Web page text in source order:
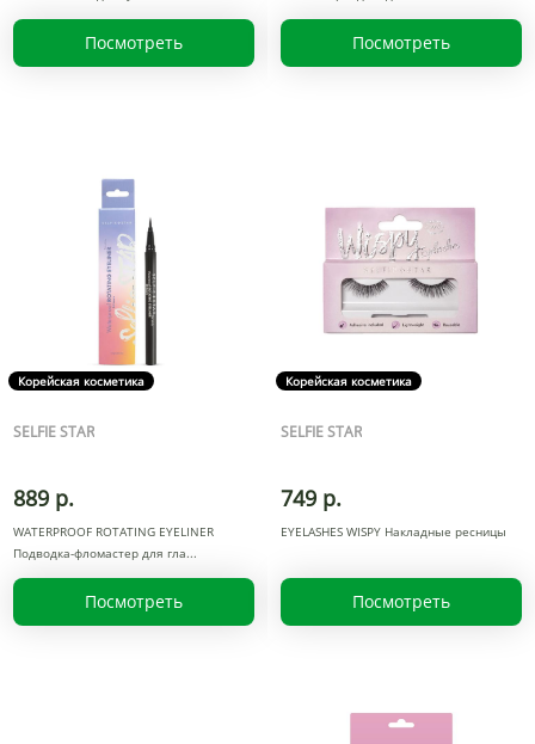
Посмотреть Посмотреть
Корейская косметика
SELFIE STAR
889 р.
WATERPROOF ROTATING EYELINER
Подводка-фломастер для гла
Посмотреть
Корейская косметика
SELFIE STAR
749 р.
EYELASHES WISPY Накладные ресницы
Посмотреть